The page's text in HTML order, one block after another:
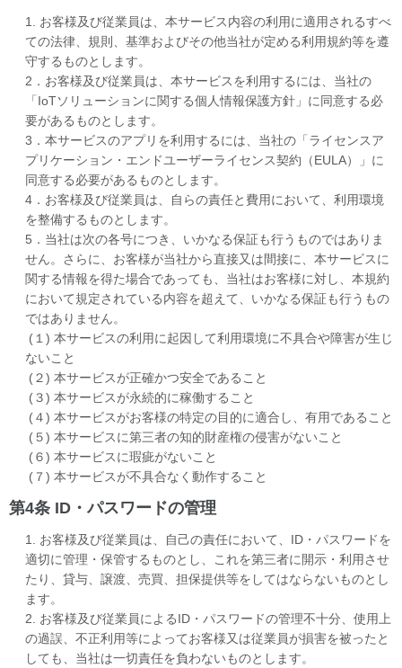
1. お客様及び従業員は、本サービス内容の利用に適用されるすべ
ての法律、規則、基準およびその他当社が定める利用規約等を遵
守するものとします。
2．お客様及び従業員は、本サービスを利用するには、当社の
「IoTソリューションに関する個人情報保護方針」に同意する必
要があるものとします。
3．本サービスのアプリを利用するには、当社の「ライセンスア
プリケーション・エンドユーザーライセンス契約（EULA）」に
同意する必要があるものとします。
4．お客様及び従業員は、自らの責任と費用において、利用環境
を整備するものとします。
5．当社は次の各号につき、いかなる保証も行うものではありま
せん。さらに、お客様が当社から直接又は間接に、本サービスに
関する情報を得た場合であっても、当社はお客様に対し、本規約
において規定されている内容を超えて、いかなる保証も行うもの
ではありません。
(１) 本サービスの利用に起因して利用環境に不具合や障害が生じ
ないこと
(２) 本サービスが正確かつ安全であること
(３) 本サービスが永続的に稼働すること
(４) 本サービスがお客様の特定の目的に適合し、有用であること
(５) 本サービスに第三者の知的財産権の侵害がないこと
(６) 本サービスに瑕疵がないこと
(７) 本サービスが不具合なく動作すること
第4条 ID・パスワードの管理
1. お客様及び従業員は、自己の責任において、ID・パスワードを
適切に管理・保管するものとし、これを第三者に開示・利用させ
たり、貸与、譲渡、売買、担保提供等をしてはならないものとし
ます。
2. お客様及び従業員によるID・パスワードの管理不十分、使用上
の過誤、不正利用等によってお客様又は従業員が損害を被ったと
しても、当社は一切責任を負わないものとします。